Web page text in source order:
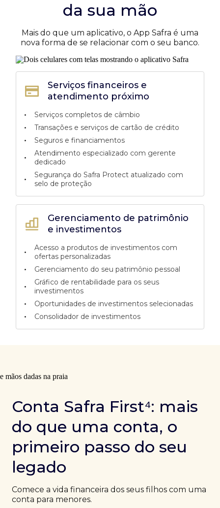
da sua mão
Mais do que um aplicativo, o App Safra é uma
nova forma de se relacionar com o seu banco.
Gerenciamento de patrimônio
e investimentos
•
Acesso a produtos de investimentos com
ofertas personalizadas
• Gerenciamento do seu patrimônio pessoal
•
Gráfico de rentabilidade para os seus
investimentos
• Oportunidades de investimentos selecionadas
• Consolidador de investimentos
Serviços financeiros e
atendimento próximo
•
Serviços completos de câmbio
• Transações e serviços de cartão de crédito
• Seguros e financiamentos
•
Atendimento especializado com gerente
dedicado
•
Segurança do Safra Protect atualizado com
selo de proteção
Conta Safra First⁴: mais
do que uma conta, o
primeiro passo do seu
legado
Comece a vida financeira dos seus filhos com uma
conta para menores.